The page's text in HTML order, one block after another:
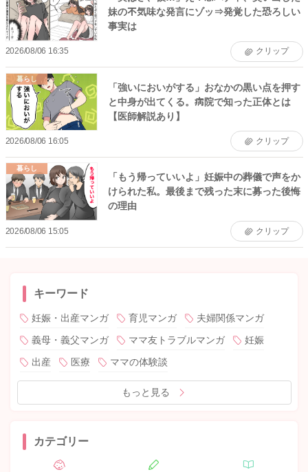
妹の不気味な発言にゾッ⇒発覚した恐ろしい
事実は
2026/08/06 16:35 クリップ
暮らし
「強いにおいがする」おなかの黒い点を押す
と中身が出てくる。病院で知った正体とは
【医師解説あり】
2026/08/06 16:05 クリップ
暮らし
「もう帰っていいよ」妊娠中の葬儀で声をか
けられた私。最後まで残った末に募った後悔
の理由
2026/08/06 15:05 クリップ
キーワード
妊娠・出産マンガ 育児マンガ
夫婦関係マンガ
義母・義父マンガ
ママ友トラブルマンガ
妊娠
出産
医療 ママの体験談
もっと見る
カテゴリー